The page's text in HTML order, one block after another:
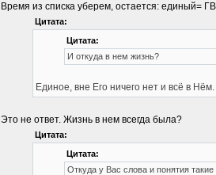
Время из списка уберем, остается: единый=
Цитата:
Цитата:
И откуда в нем жизнь?
Единое, вне Его ничего нет и всё в Нём.
Это не ответ. Жизнь в нем всегда была?
Цитата:
Цитата:
Откуда у Вас слова и понятия